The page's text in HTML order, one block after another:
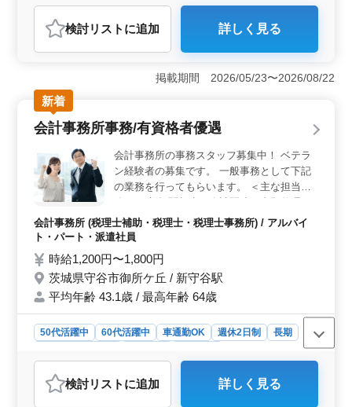
おすすめポイント
＜経験者歓迎の安定した環境＞ この求人は、会計事務
所での経験を持つ方を対象にしています。税理士の指示
の作成など、幅広い業務に従事します。これまでのキャ
リアを活かし、安定した環境でスキルを発揮できる職場
です。 ＜充実した給与と賞与制度＞ 年収350万円〜
600万円という給与レンジに加え、前年度実績では年3回
与率があり、年収アップを目指せます。収入面での安心
感があり、長期的に働ける職場です。 ＜働きやすい
条件が揃った環境＞ 駅近で通勤が便利な立地にあり、
勤務時間もフレキシブルです。年間休日116日で、残業も
少ないため、プライベートの時間を大切にしながら働け
ます。また50歳以上のベテランスタッフも多く活躍して
検討リスト に追加 詳しく見る
掲載期間 2026/05/23〜2026/08/22
新着
会計事務所事務/有資格者優遇
会計事務所の事務スタッフ募集中！ ベテラ
ン経験者の募集です。 一般事務として下記
の業務を行ってもらいます。 ＜主な担当業
務＞ ・新規関与先の会計関連の書類整理 ・
会計入力 ・電話対応 ・来客対応 ・各種書類
整理 ※パソコンは、ワード・エクセル・そ
は指導させていただきます。 公認会計士・
税理士（科目合格者）優遇します！ 従業員
の皆様の希望に沿った働き方を提供いたしま
す。
会計事務所 (税理士補助・税理士・税理士事務所) / アルバイ
ト・パート・派遣社員
時給1,200円〜1,800円
茨城県守谷市御所ケ丘 / 新守谷駅
平均年齢 43.1歳 / 最高年齢 64歳
50代活躍中 60代活躍中 車通勤OK 週休2日制
長期
会計事務所
おすすめポイント
検討リスト に追加 詳しく見る